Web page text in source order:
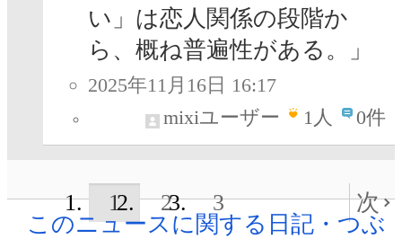
い」は恋人関係の段階か
ら、概ね普遍性がある。」
2025年11月16日 16:17
mixiユーザー
1人 0件
1 2 3
次
このニュースに関する日記・つぶ